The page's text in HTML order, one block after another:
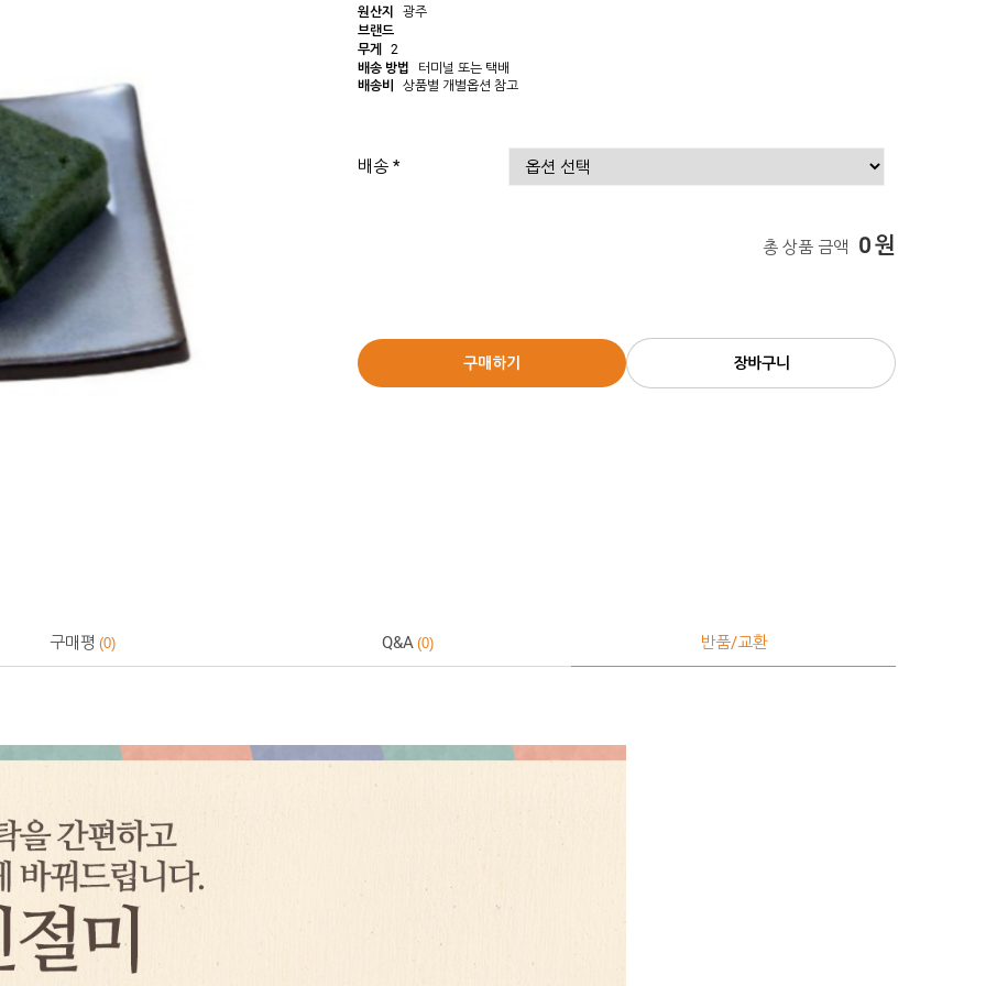
원산지
광주
브랜드
무게
2
배송 방법
터미널 또는 택배
배송비
상품별 개별옵션 참고
배송 *
총 상품 금액 0원
구매하기 장바구니
구매평 0 Q&A 0 반품/교환